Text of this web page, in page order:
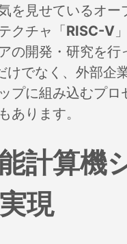
を見せているオー
クチャ「RISC-V
の開発・研究を行
けでなく、外部企
プに組み込むプロ
あります。
計算機
現